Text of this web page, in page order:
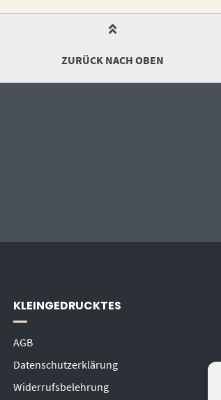
ZURÜCK NACH OBEN
KLEINGEDRUCKTES
AGB
Datenschutzerklärung
Widerrufsbelehrung